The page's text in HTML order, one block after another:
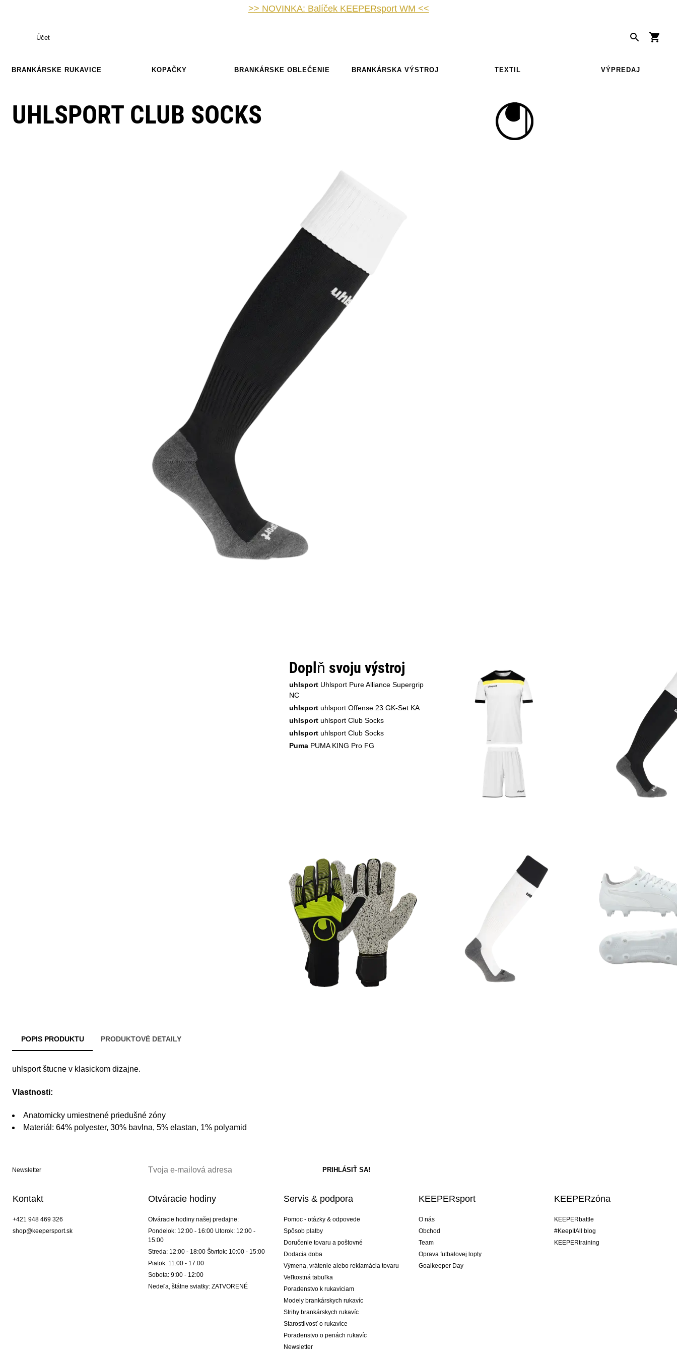
>> NOVINKA: Balíček KEEPERsport WM <<
Účet
BRANKÁRSKE RUKAVICE KOPAČKY BRANKÁRSKE OBLEČENIE BRANKÁRSKA VÝSTROJ TEXTIL VÝPREDAJ
UHLSPORT CLUB SOCKS
Doplň svoju výstroj
uhlsport Uhlsport Pure Alliance Supergrip
NC
uhlsport uhlsport Offense 23 GK-Set KA
uhlsport uhlsport Club Socks
uhlsport uhlsport Club Socks
Puma PUMA KING Pro FG
POPIS PRODUKTU PRODUKTOVÉ DETAILY
uhlsport štucne v klasickom dizajne.
Vlastnosti:
Anatomicky umiestnené priedušné zóny
Materiál: 64% polyester, 30% bavlna, 5% elastan, 1% polyamid
Newsletter
Kontakt
+421 948 469 326
shop@keepersport.sk
Otváracie hodiny
Otváracie hodiny našej predajne:
Pondelok: 12:00 - 16:00 Utorok: 12:00 -
15:00
Streda: 12:00 - 18:00 Štvrtok: 10:00 - 15:00
Piatok: 11:00 - 17:00
Sobota: 9:00 - 12:00
Nedeľa, štátne sviatky: ZATVORENÉ
Servis & podpora
Pomoc - otázky & odpovede
Spôsob platby
Doručenie tovaru a poštovné
Dodacia doba
Výmena, vrátenie alebo reklamácia tovaru
Veľkostná tabuľka
Poradenstvo k rukaviciam
Modely brankárskych rukavíc
Strihy brankárskych rukavíc
Starostlivosť o rukavice
Poradenstvo o penách rukavíc
Newsletter
KEEPERsport
O nás
Obchod
Team
Oprava futbalovej lopty
Goalkeeper Day
KEEPERzóna
KEEPERbattle
#KeepItAll blog
KEEPERtraining